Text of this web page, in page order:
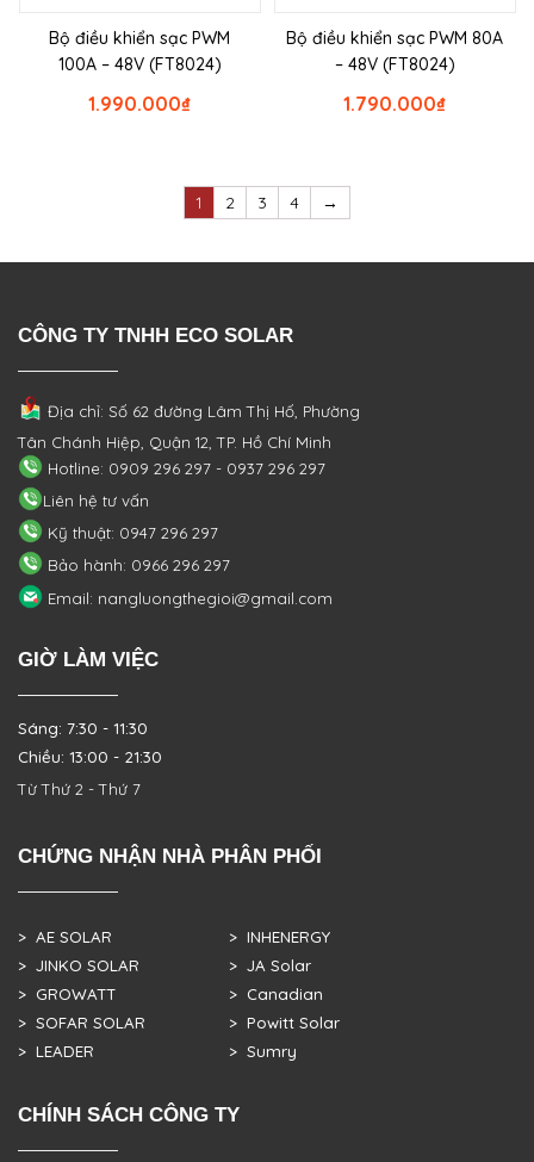
Bộ điều khiển sạc PWM
100A – 48V (FT8024)
₫
1.990.000
Bộ điều khiển sạc PWM 80A
– 48V (FT8024)
₫
1.790.000
1 2 3 4 →
CÔNG TY TNHH ECO SOLAR
Địa chỉ: Số 62 đường Lâm Thị Hố, Phường
Tân Chánh Hiệp, Quận 12, TP. Hồ Chí Minh
Hotline: 0909 296 297 - 0937 296 297
Liên hệ tư vấn
Kỹ thuật: 0947 296 297
Bảo hành: 0966 296 297
Email: nangluongthegioi@gmail.com
GIỜ LÀM VIỆC
Sáng: 7:30 - 11:30
Chiều: 13:00 - 21:30
Từ Thứ 2 - Thứ 7
CHỨNG NHẬN NHÀ PHÂN PHỐI
> AE SOLAR
> JINKO SOLAR
> GROWATT
> SOFAR SOLAR
> LEADER
> INHENERGY
> JA Solar
> Canadian
> Powitt Solar
> Sumry
CHÍNH SÁCH CÔNG TY